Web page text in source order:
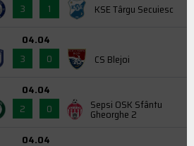
3
1 KSE Târgu Secuiesc
04.04
3
0 CS Blejoi
04.04
2
0 Sepsi OSK Sfântu
Gheorghe 2
04.04